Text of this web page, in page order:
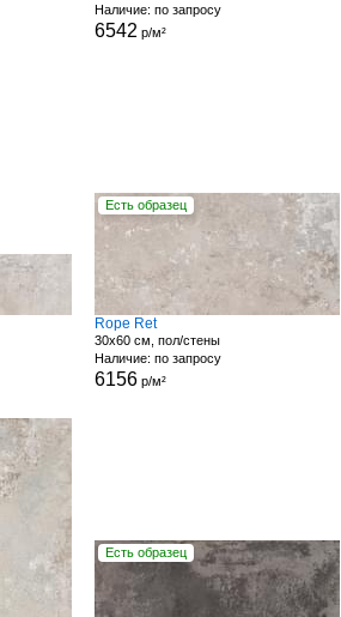
Наличие: по запросу
6542 р/м²
Есть образец
Rope Ret
30x60 см, пол/стены
Наличие: по запросу
6156р/м²
Есть образец